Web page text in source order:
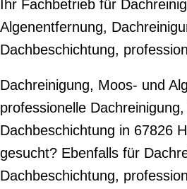
Ihr Fachbetrieb für
Algenentfernung,
Dachbeschichtung,
Dachreinigung, Moos- und
professionelle
Dachbeschichtung in 67826
gesucht? Ebenfalls für
Dachbeschichtung,